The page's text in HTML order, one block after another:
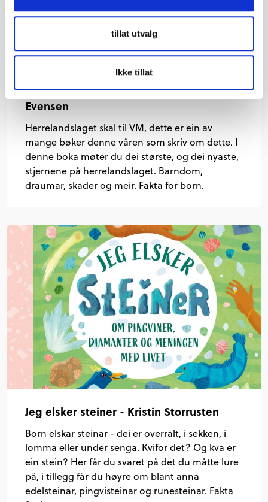
tillat utvalg
Ikke tillat
Norges fotballhenter: møt
herrelandslagets største stjerner - Jo
Evensen
Herrelandslaget skal til VM, dette er ein av
mange bøker denne våren som skriv om dette. I
denne boka møter du dei største, og dei nyaste,
stjernene på herrelandslaget. Barndom,
draumar, skader og meir. Fakta for born.
Jeg elsker steiner - Kristin Storrusten
Born elskar steinar - dei er overralt, i sekken, i
lomma eller under senga. Kvifor det? Og kva er
ein stein? Her får du svaret på det du måtte lure
på, i tillegg får du høyre om blant anna
edelsteinar, pingvisteinar og runesteinar. Fakta